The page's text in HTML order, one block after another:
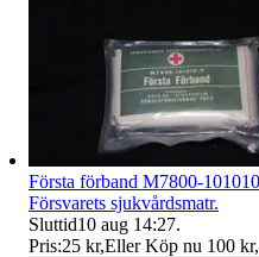
Första förband M7800-
Försvarets sjukvårdsmatr.
Sluttid10 aug 14:27.
Pris:25 kr,Eller Köp nu 100 kr,